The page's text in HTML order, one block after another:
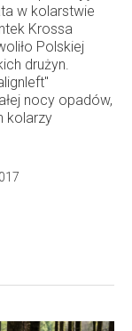
w kolarstwie
Krossa
Polskiej
drużyn.
nocy opadów,
kolarzy